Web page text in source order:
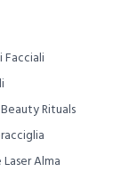
Rituals
Alma